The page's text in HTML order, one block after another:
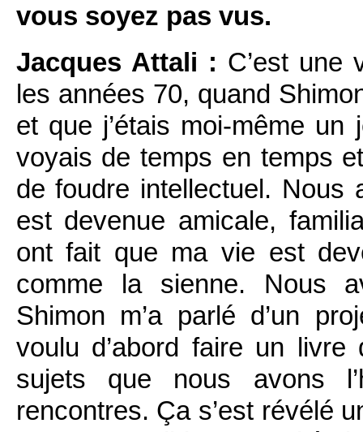
vous soyez pas vus.
Jacques Attali : C’est une
les années 70, quand
et que j’étais moi-même un
voyais de temps en temps
de foudre intellectuel. Nous
est devenue amicale,
ont fait que ma vie est
comme la sienne. Nous
Shimon m’a parlé d’un
voulu d’abord faire un
sujets que nous avons
rencontres. Ça s’est révélé